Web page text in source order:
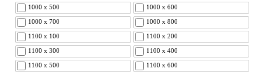
1000 x 500 1000 x 600
1000 x 700 1000 x 800
1100 x 100 1100 x 200
1100 x 300 1100 x 400
1100 x 500 1100 x 600